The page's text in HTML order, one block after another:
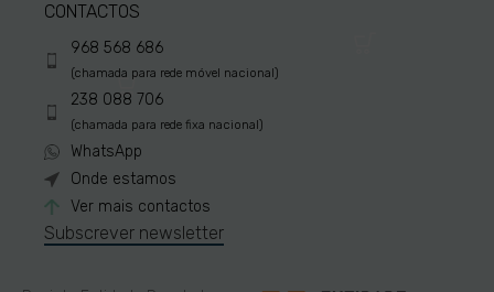
CONTACTOS
968 568 686
(chamada para rede móvel nacional)
238 088 706
(chamada para rede fixa nacional)
WhatsApp
Onde estamos
Ver mais contactos
Subscrever newsletter